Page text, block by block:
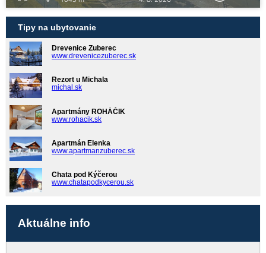
Tipy na ubytovanie
Drevenice Zuberec
www.drevenicezuberec.sk
Rezort u Michala
michal.sk
Apartmány ROHÁČIK
www.rohacik.sk
Apartmán Elenka
www.apartmanzuberec.sk
Chata pod Kýčerou
www.chatapodkycerou.sk
Aktuálne info